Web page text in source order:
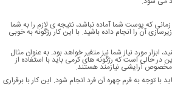
که پوست شما آماده نباشد، نتیجه ی لازم را به شما
آن را انجام داده باشید. با این کار رژگونه به خوبی
ابزار مورد نیاز شما نیز متغیر خواهد بود. به عنوان مثال
حالی است که رژگونه های کرمی باید با استفاده از
آرایشی نیازمند هستند.
توجه به فرم چهره آن فرد انجام شود. این کار با برقراری